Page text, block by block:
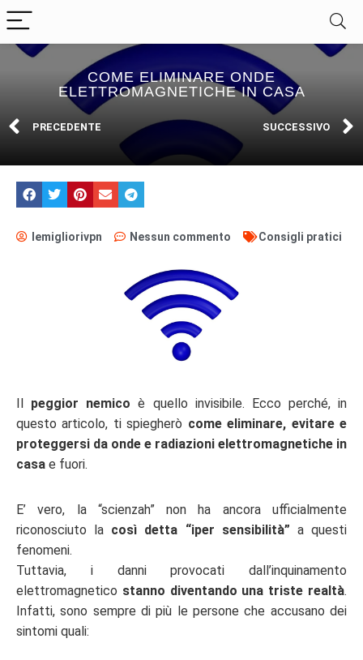
COME ELIMINARE ONDE
ELETTROMAGNETICHE IN CASA
PRECEDENTE SUCCESSIVO
lemigliorivpn Nessun commento Consigli pratici
Il peggior nemico è quello invisibile. Ecco perché, in
questo articolo, ti spiegherò come eliminare, evitare e
proteggersi da onde e radiazioni elettromagnetiche in
casa e fuori.
E’ vero, la “scienzah” non ha ancora ufficialmente
riconosciuto la così detta “iper sensibilità” a questi
fenomeni.
Tuttavia, i danni provocati dall’inquinamento
elettromagnetico stanno diventando una triste realtà.
Infatti, sono sempre di più le persone che accusano dei
sintomi quali: